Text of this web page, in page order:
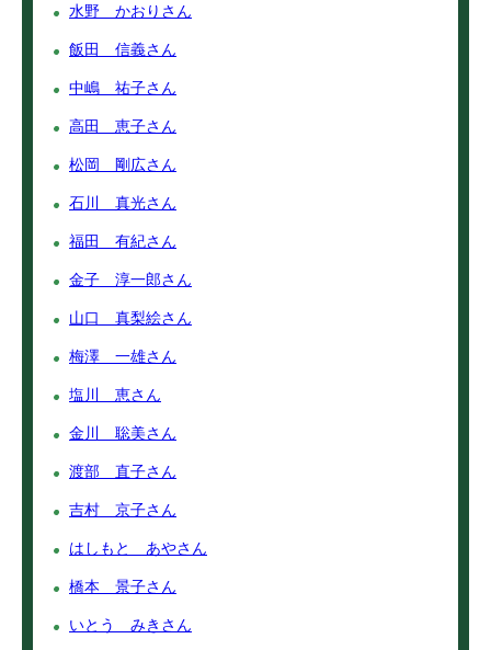
水野 かおりさん
飯田 信義さん
中嶋 祐子さん
高田 恵子さん
松岡 剛広さん
石川 真光さん
福田 有紀さん
金子 淳一郎さん
山口 真梨絵さん
梅澤 一雄さん
塩川 恵さん
金川 聡美さん
渡部 直子さん
吉村 京子さん
はしもと あやさん
橋本 景子さん
いとう みきさん